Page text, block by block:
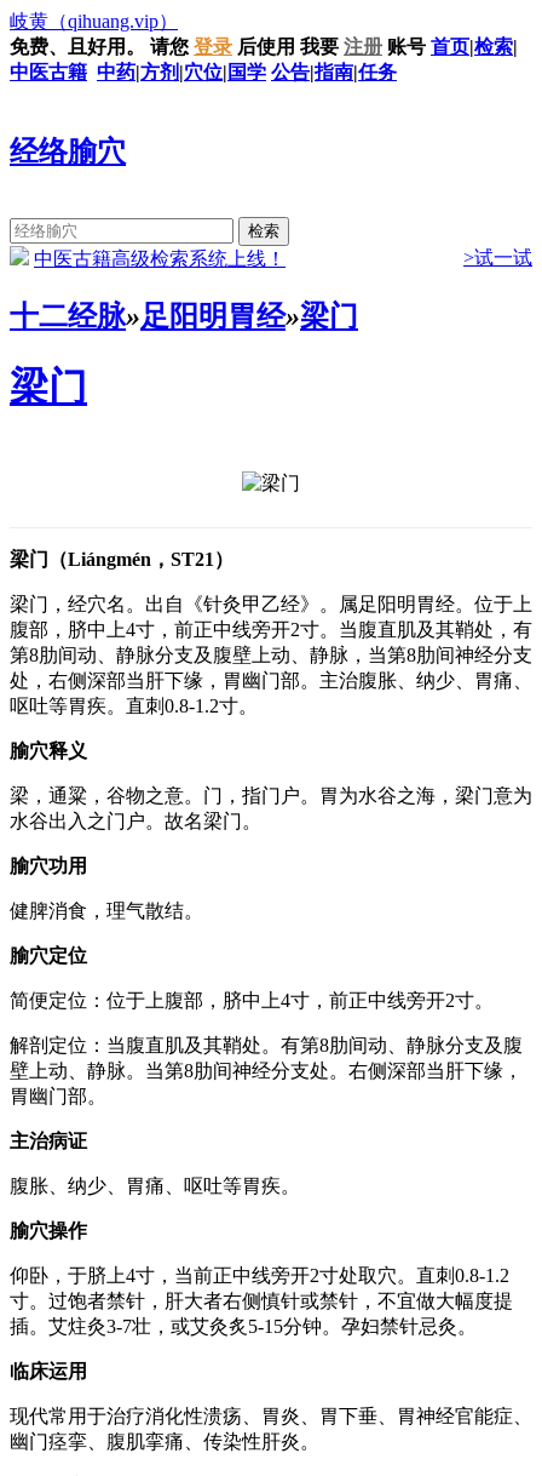
岐黄 （qihuang.vip）
免费、且好用。
请您 登录 后使用 我要 注册 账号 首页|检索|
中医古籍 中药|方剂 |穴位| 国学 公告|指南|任务
经络腧穴
中医古籍高级检索系统上线！ >试一试
十二经脉»足阳明胃经»梁门
梁门
梁门（Liángmén，ST21）
梁门，经穴名。出自《针灸甲乙经》。属足阳明胃经。位于上
腹部，脐中上4寸，前正中线旁开2寸。当腹直肌及其鞘处，有
第8肋间动、静脉分支及腹壁上动、静脉，当第8肋间神经分支
处，右侧深部当肝下缘，胃幽门部。主治腹胀、纳少、胃痛、
呕吐等胃疾。直刺0.8-1.2寸。
腧穴释义
梁，通粱，谷物之意。门，指门户。胃为水谷之海，梁门意为
水谷出入之门户。故名梁门。
腧穴功用
健脾消食，理气散结。
腧穴定位
简便定位：位于上腹部，脐中上4寸，前正中线旁开2寸。
解剖定位：当腹直肌及其鞘处。有第8肋间动、静脉分支及腹
壁上动、静脉。当第8肋间神经分支处。右侧深部当肝下缘，
胃幽门部。
主治病证
腹胀、纳少、胃痛、呕吐等胃疾。
腧穴操作
仰卧，于脐上4寸，当前正中线旁开2寸处取穴。直刺0.8-1.2
寸。过饱者禁针，肝大者右侧慎针或禁针，不宜做大幅度提
插。艾炷灸3-7壮，或艾灸炙5-15分钟。孕妇禁针忌灸。
临床运用
现代常用于治疗消化性溃疡、胃炎、胃下垂、胃神经官能症、
幽门痉挛、腹肌挛痛、传染性肝炎。